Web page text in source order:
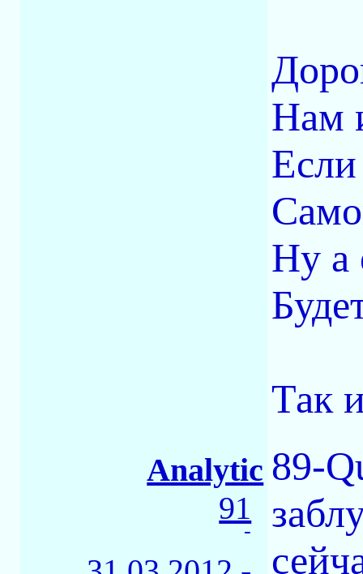
Нам
Если
Ну а
Так
Analytic
91
-
89-